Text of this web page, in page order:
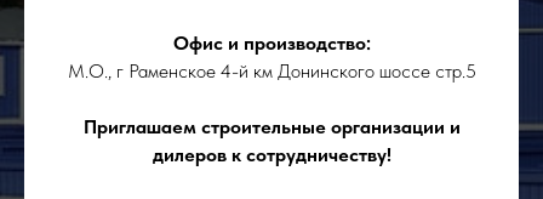
Офис и производство:
М.О., г Раменское 4-й км Донинского шоссе стр.5
Приглашаем строительные организации и
дилеров к сотрудничеству!